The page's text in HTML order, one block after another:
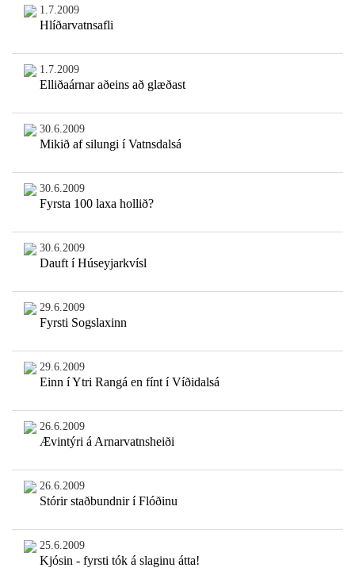
1.7.2009
Hlíðarvatnsafli
1.7.2009
Elliðaárnar aðeins að glæðast
30.6.2009
Mikið af silungi í Vatnsdalsá
30.6.2009
Fyrsta 100 laxa hollið?
30.6.2009
Dauft í Húseyjarkvísl
29.6.2009
Fyrsti Sogslaxinn
29.6.2009
Einn í Ytri Rangá en fínt í Víðidalsá
26.6.2009
Ævintýri á Arnarvatnsheiði
26.6.2009
Stórir staðbundnir í Flóðinu
25.6.2009
Kjósin - fyrsti tók á slaginu átta!